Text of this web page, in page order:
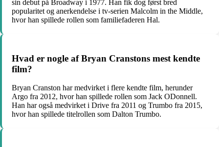
sin debut på Broadway i 1977. Han fik dog først bred
popularitet og anerkendelse i tv-serien Malcolm in the Middle,
hvor han spillede rollen som familiefaderen Hal.
Hvad er nogle af Bryan Cranstons mest kendte
film?
Bryan Cranston har medvirket i flere kendte film, herunder
Argo fra 2012, hvor han spillede rollen som Jack ODonnell.
Han har også medvirket i Drive fra 2011 og Trumbo fra 2015,
hvor han spillede titelrollen som Dalton Trumbo.